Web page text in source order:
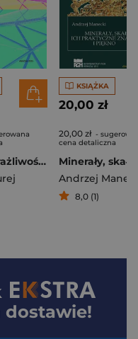
Analiza wrażliwości konstrukcji prętowych w liniowej dynamice
KSIĄŻKA
20,00 zł
20,00 zł -
cena detaliczna
Andrzej
8,0 (1)
dostawie!